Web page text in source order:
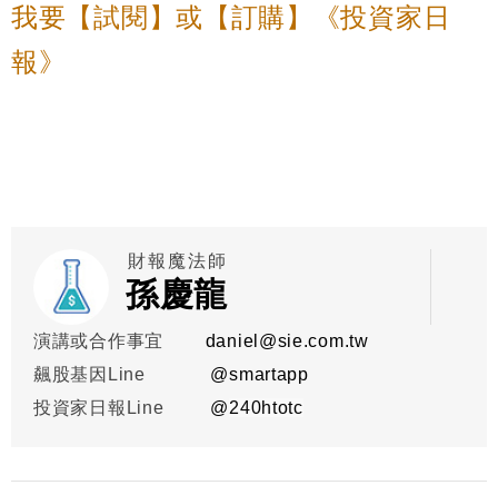
我要【試閱】或【訂購】《投資家日
報》
財報魔法師
孫慶龍
演講或合作事宜
daniel@sie.com.tw
飆股基因Line
@smartapp
投資家日報Line
@240htotc